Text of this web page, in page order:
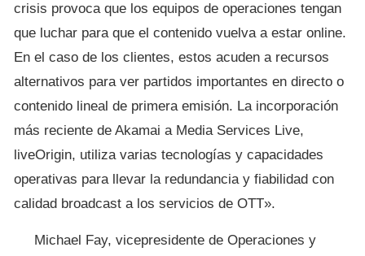
crisis provoca que los equipos de operaciones tengan
que luchar para que el contenido vuelva a estar online.
En el caso de los clientes, estos acuden a recursos
alternativos para ver partidos importantes en directo o
contenido lineal de primera emisión. La incorporación
más reciente de Akamai a Media Services Live,
liveOrigin, utiliza varias tecnologías y capacidades
operativas para llevar la redundancia y fiabilidad con
calidad broadcast a los servicios de OTT».
Michael Fay, vicepresidente de Operaciones y